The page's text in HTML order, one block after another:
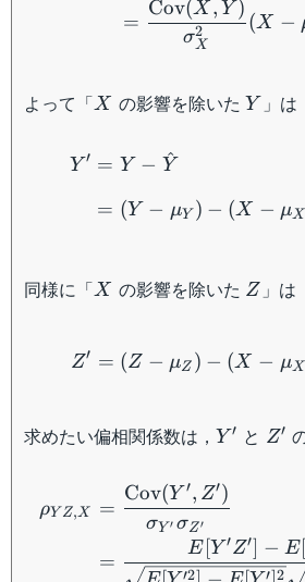
=
σX
2
Cov(X , Y )
(X −
よって「X
X の影響を除いたY
Y 」は
Y ′ = Y − Y
^
= (Y − μY ) − (X − μX
同様に「X
X の影響を除いた Z
Z 」は
Z′ = (Z − μZ ) − (X − μX
求めたい偏相関係数は，Y'
Y ′ と Z'
Z′
ρY Z,X =
σY ′ σZ′
Cov(Y ′, Z′)
=
′2 ′ 2
E [Y ′Z′] − E[